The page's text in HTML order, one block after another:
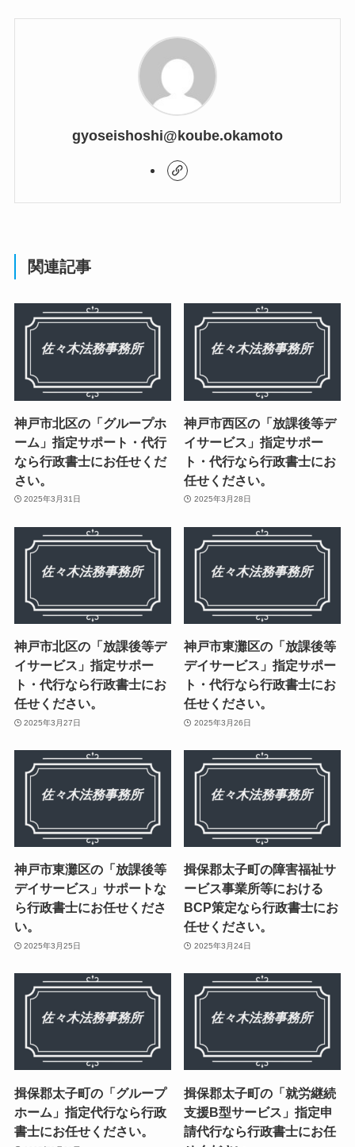
gyoseishoshi@koube.okamoto
関連記事
神戸市北区の「グループホ
ーム」指定サポート・代行
なら行政書士にお任せくだ
さい。
2025年3月31日
神戸市西区の「放課後等デ
イサービス」指定サポー
ト・代行なら行政書士にお
任せください。
2025年3月28日
神戸市北区の「放課後等デ
イサービス」指定サポー
ト・代行なら行政書士にお
任せください。
2025年3月27日
神戸市東灘区の「放課後等
デイサービス」指定サポー
ト・代行なら行政書士にお
任せください。
2025年3月26日
神戸市東灘区の「放課後等
デイサービス」サポートな
ら行政書士にお任せくださ
い。
2025年3月25日
揖保郡太子町の障害福祉サ
ービス事業所等における
BCP策定なら行政書士にお
任せください。
2025年3月24日
揖保郡太子町の「グループ
ホーム」指定代行なら行政
書士にお任せください。
揖保郡太子町の「就労継続
支援B型サービス」指定申
請代行なら行政書士にお任